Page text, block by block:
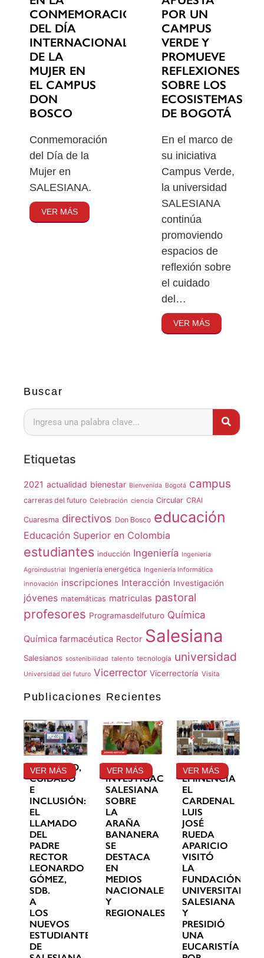
Buscar
Etiquetas
2021 actualidad bienestar Bienvenida Bogotá campus
carreras del futuro Celebración ciencia Circular CRAI
Cuaresma directivos Don Bosco educación
Educación Superior en Colombia
estudiantes inducción Ingeniería Ingeniería
Agroindustrial Ingeniería energética Ingeniería Informática
innovación inscripciones Interacción Investigación
jóvenes matemáticas matriculas pastoral
profesores Programasdelfuturo Química
Química farmacéutica Rector Salesiana
Salesianos sostenibilidad talento tecnología universidad
Universidad del futuro Vicerrector Vicerrectoría Visita
Publicaciones Recientes
GRATITUD,
CUIDADO
E
INCLUSIÓN:
EL
LLAMADO
DEL
PADRE
RECTOR
LEONARDO
GÓMEZ,
SDB.
A
LOS
NUEVOS
ESTUDIANTES
DE
VER MÁS
LA
INVESTIGACIÓN
SALESIANA
SOBRE
LA
ARAÑA
BANANERA
SE
DESTACA
EN
MEDIOS
NACIONALES
Y
REGIONALES
VER MÁS
SU
EMINENCIA
EL
CARDENAL
LUIS
JOSÉ
RUEDA
APARICIO
VISITÓ
LA
FUNDACIÓN
UNIVERSITARIA
SALESIANA
Y
PRESIDIÓ
UNA
EUCARISTÍA
VER MÁS
CONMEMORACIÓN
DEL DÍA
INTERNACIONAL
DE LA
MUJER EN
EL CAMPUS
DON
BOSCO
Conmemoración
del Día de la
Mujer en
SALESIANA.
VER MÁS
POR UN
CAMPUS
VERDE Y
PROMUEVE
REFLEXIONES
SOBRE LOS
ECOSISTEMAS
DE BOGOTÁ
En el marco de
su iniciativa
Campus Verde,
la universidad
SALESIANA
continúa
promoviendo
espacios de
reflexión sobre
el cuidado
del…
VER MÁS